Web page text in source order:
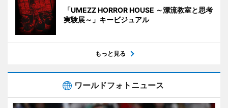
「UMEZZ HORROR HOUSE ～漂流教室と思考
実験展～」キービジュアル
もっと見る
ワールドフォトニュース